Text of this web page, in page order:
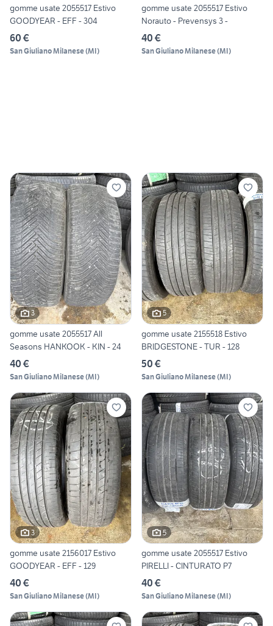
gomme usate 2055517 Estivo
GOODYEAR - EFF - 304
60 €
San Giuliano Milanese(MI)
gomme usate 2055517 Estivo
Norauto - Prevensys 3 -
40 €
San Giuliano Milanese(MI)
3
gomme usate 2055517 All
Seasons HANKOOK - KIN - 24
40 €
San Giuliano Milanese(MI)
5
gomme usate 2155518 Estivo
BRIDGESTONE - TUR - 128
50 €
San Giuliano Milanese(MI)
3
gomme usate 2156017 Estivo
GOODYEAR - EFF - 129
40 €
San Giuliano Milanese(MI)
5
gomme usate 2055517 Estivo
PIRELLI - CINTURATO P7
40 €
San Giuliano Milanese(MI)